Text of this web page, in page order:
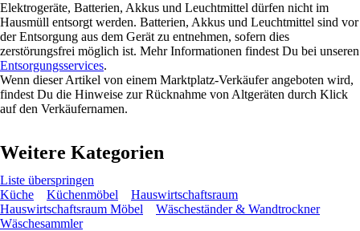
Elektrogeräte, Batterien, Akkus und Leuchtmittel dürfen nicht im
Hausmüll entsorgt werden. Batterien, Akkus und Leuchtmittel sind vor
der Entsorgung aus dem Gerät zu entnehmen, sofern dies
zerstörungsfrei möglich ist. Mehr Informationen findest Du bei unseren
Entsorgungsservices.
Wenn dieser Artikel von einem Marktplatz-Verkäufer angeboten wird,
findest Du die Hinweise zur Rücknahme von Altgeräten durch Klick
auf den Verkäufernamen.
Weitere Kategorien
Liste überspringen
Küche
Küchenmöbel
Hauswirtschaftsraum
Hauswirtschaftsraum Möbel
Wäscheständer & Wandtrockner
Wäschesammler